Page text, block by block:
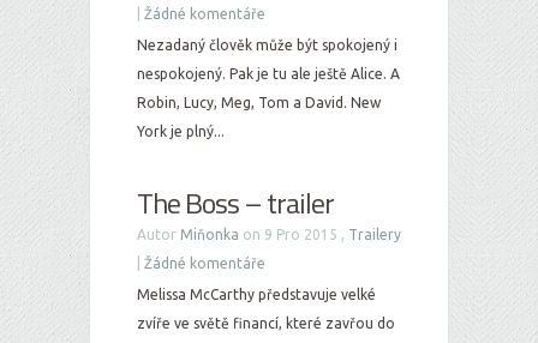
Žádné komentáře
Nezadaný člověk může být spokojený i
nespokojený. Pak je tu ale ještě Alice. A
Robin, Lucy, Meg, Tom a David. New
York je plný...
The Boss – trailer
Autor Miňonka on 9 Pro 2015 , Trailery
Žádné komentáře
Melissa McCarthy představuje velké
zvíře ve světě financí, které zavřou do